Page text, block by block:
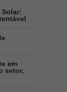
Solar:
em
setor,